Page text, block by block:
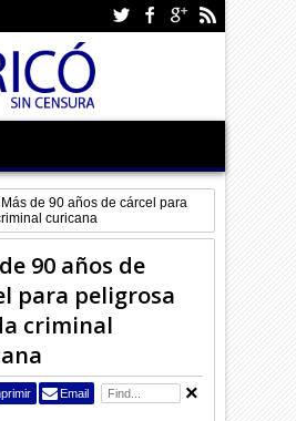
Más de 90 años de cárcel para
curicana
90 años de
para peligrosa
criminal
Email